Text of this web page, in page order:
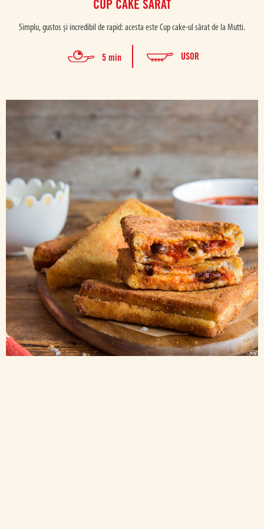
CUP CAKE SĂRAT
Simplu, gustos și incredibil de rapid: acesta este Cup cake-ul sărat de la Mutti.
5 min USOR